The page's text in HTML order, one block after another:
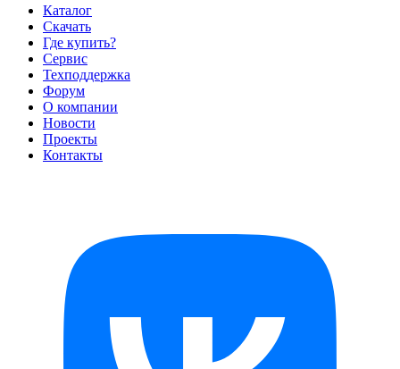
Каталог
Скачать
Где купить?
Сервис
Техподдержка
Форум
О компании
Новости
Проекты
Контакты